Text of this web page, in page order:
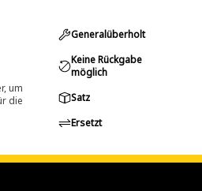
um
die
Generalüberholt
Keine Rückgabe
möglich
Satz
Ersetzt